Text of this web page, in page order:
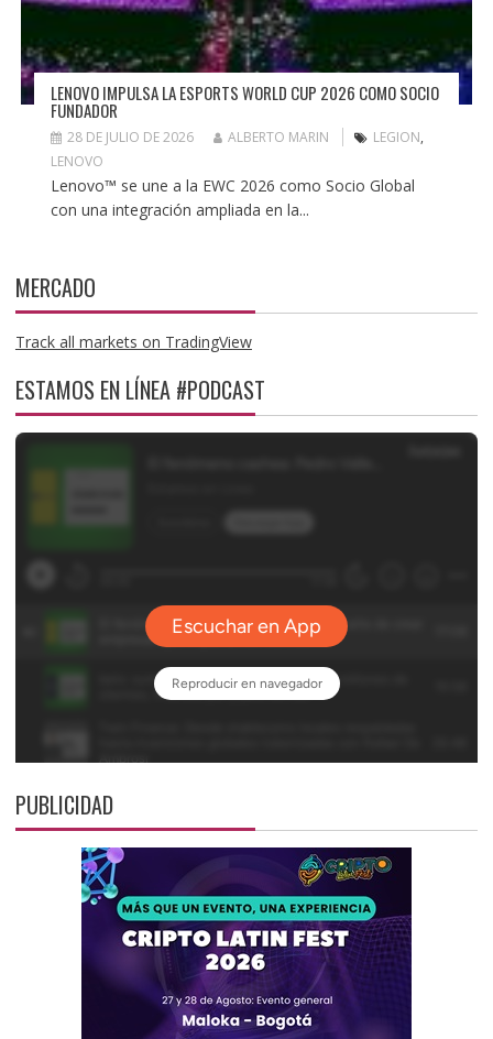
LENOVO IMPULSA LA ESPORTS WORLD CUP 2026 COMO SOCIO
FUNDADOR
28 DE JULIO DE 2026 ALBERTO MARIN LEGION,
LENOVO
Lenovo™ se une a la EWC 2026 como Socio Global
con una integración ampliada en la...
MERCADO
Track all markets on TradingView
ESTAMOS EN LÍNEA #PODCAST
PUBLICIDAD